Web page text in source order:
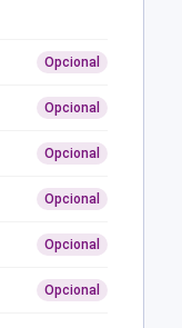
Opcional
Opcional
Opcional
Opcional
Opcional
Opcional